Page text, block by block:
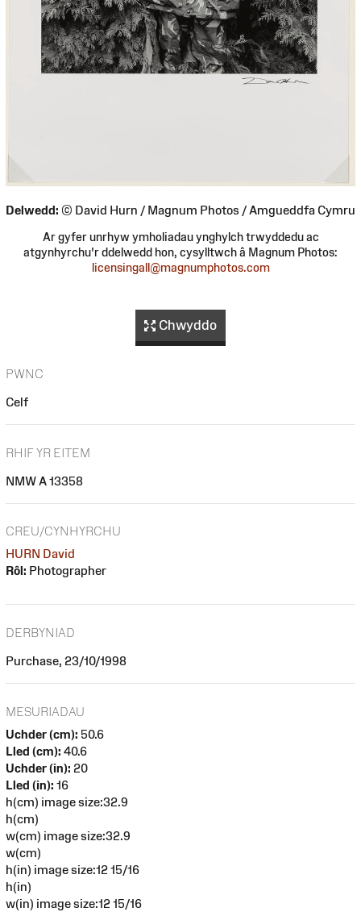
Delwedd: © David Hurn / Magnum Photos / Amgueddfa Cymru
Ar gyfer unrhyw ymholiadau ynghylch trwyddedu ac
atgynhyrchu'r ddelwedd hon, cysylltwch â Magnum Photos:
licensingall@magnumphotos.com
Chwyddo
PWNC
Celf
RHIF YR EITEM
NMW A 13358
CREU/CYNHYRCHU
HURN David
Rôl: Photographer
DERBYNIAD
Purchase, 23/10/1998
MESURIADAU
Uchder (cm): 50.6
Lled (cm): 40.6
Uchder (in): 20
Lled (in): 16
h(cm) image size:32.9
h(cm)
w(cm) image size:32.9
w(cm)
h(in) image size:12 15/16
h(in)
w(in) image size:12 15/16